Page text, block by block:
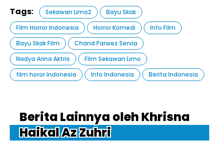
Tags: Sekawan Limo2
Bayu Skak
Film Horror Indonesia
Horror Komedi
Info Film
Bayu Skak Film
Chand Parwez Servia
Nadya Arina Aktris
Film Sekawan Limo
film horor Indonesia
Info Indonesia Berita Indonesia
Berita Lainnya oleh Khrisna
Haikal Az Zuhri